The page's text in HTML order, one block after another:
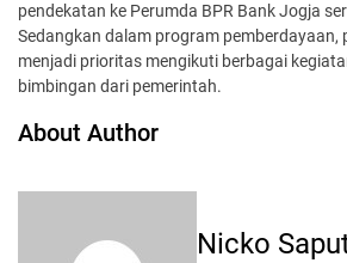
pendekatan ke Perumda BPR Bank Jogja
Sedangkan dalam program pemberdayaan,
menjadi prioritas mengikuti berbagai
bimbingan dari pemerintah.
About Author
Nicko